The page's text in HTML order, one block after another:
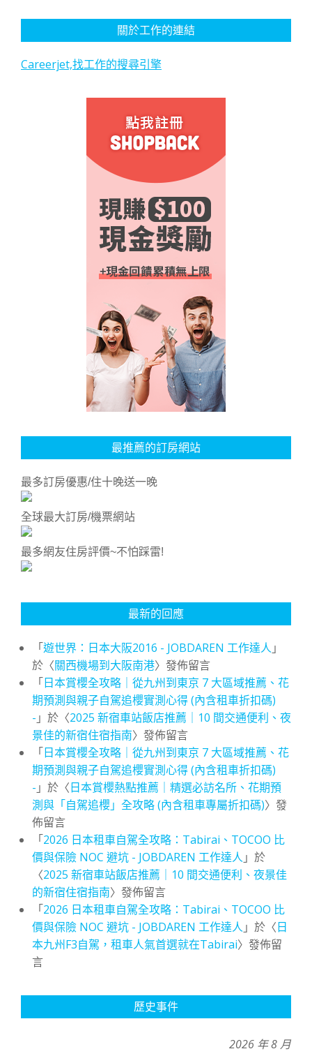
關於工作的連結
Careerjet,找工作的搜尋引擎
最推薦的訂房網站
最多訂房優惠/住十晚送一晚
全球最大訂房/機票網站
最多網友住房評價~不怕踩雷!
最新的回應
「遊世界：日本大阪2016 - JOBDAREN 工作達人 」
於〈關西機場到大阪南港〉發佈留言
「日本賞櫻全攻略｜從九州到東京 7 大區域推薦、花
期預測與親子自駕追櫻實測心得 (內含租車折扣碼)
- 」於〈2025 新宿車站飯店推薦｜10 間交通便利、夜
景佳的新宿住宿指南〉發佈留言
「日本賞櫻全攻略｜從九州到東京 7 大區域推薦、花
期預測與親子自駕追櫻實測心得 (內含租車折扣碼)
- 」於〈日本賞櫻熱點推薦｜精選必訪名所、花期預
測與「自駕追櫻」全攻略 (內含租車專屬折扣碼)〉發
佈留言
「2026 日本租車自駕全攻略：Tabirai、TOCOO 比
價與保險 NOC 避坑 - JOBDAREN 工作達人 」於
〈2025 新宿車站飯店推薦｜10 間交通便利、夜景佳
的新宿住宿指南〉發佈留言
「2026 日本租車自駕全攻略：Tabirai、TOCOO 比
價與保險 NOC 避坑 - JOBDAREN 工作達人 」於〈日
本九州F3自駕，租車人氣首選就在Tabirai〉發佈留
言
歷史事件
2026 年 8 月